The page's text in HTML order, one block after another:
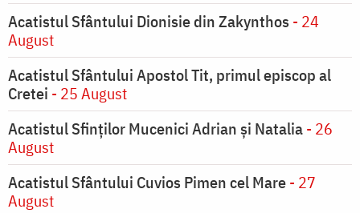
Acatistul Sfântului Dionisie din Zakynthos - 24
August
Acatistul Sfântului Apostol Tit, primul episcop al
Cretei - 25 August
Acatistul Sfinților Mucenici Adrian și Natalia- 26
August
Acatistul Sfântului Cuvios Pimen cel Mare- 27
August